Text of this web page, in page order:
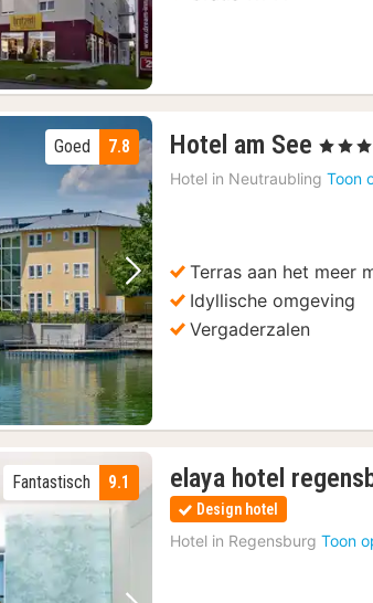
Volgende foto
7.8
Goed Hotel am See 1
vanaf
, 4
Hotel in Neutraubling Toon
Terras aan het meer
Idyllische omgeving
Vergaderzalen
9.1
Fantastisch elaya hotel
Design hotel
Hotel in Regensburg Toon